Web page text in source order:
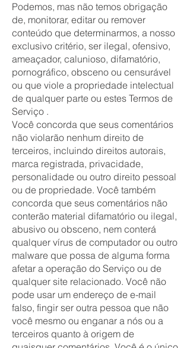
Podemos, mas não temos obrigação
de, monitorar, editar ou remover
conteúdo que determinarmos, a nosso
exclusivo critério, ser ilegal, ofensivo,
ameaçador, calunioso, difamatório,
pornográfico, obsceno ou censurável
ou que viole a propriedade intelectual
de qualquer parte ou estes Termos de
Serviço .
Você concorda que seus comentários
não violarão nenhum direito de
terceiros, incluindo direitos autorais,
marca registrada, privacidade,
personalidade ou outro direito pessoal
ou de propriedade. Você também
concorda que seus comentários não
conterão material difamatório ou ilegal,
abusivo ou obsceno, nem conterá
qualquer vírus de computador ou outro
malware que possa de alguma forma
afetar a operação do Serviço ou de
qualquer site relacionado. Você não
pode usar um endereço de e-mail
falso, fingir ser outra pessoa que não
você mesmo ou enganar a nós ou a
terceiros quanto à origem de